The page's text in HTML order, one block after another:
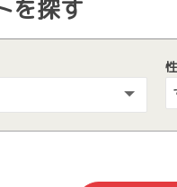
を探す